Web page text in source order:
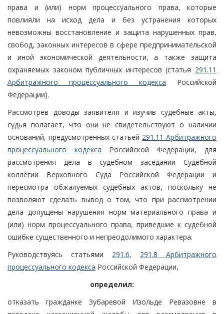
права и (или) норм процессуального права, которые
повлияли на исход дела и без устранения которых
невозможны восстановление и защита нарушенных прав,
свобод, законных интересов в сфере предпринимательской
и иной экономической деятельности, а также защита
охраняемых законом публичных интересов (статья 291.11
Арбитражного процессуального кодекса Российской
Федерации).
Рассмотрев доводы заявителя и изучив судебные акты,
судья полагает, что они не свидетельствуют о наличии
оснований, предусмотренных статьей 291.11 Арбитражного
процессуального кодекса Российской Федерации, для
рассмотрения дела в судебном заседании Судебной
коллегии Верховного Суда Российской Федерации и
пересмотра обжалуемых судебных актов, поскольку не
позволяют сделать вывод о том, что при рассмотрении
дела допущены нарушения норм материального права и
(или) норм процессуального права, приведшие к судебной
ошибке существенного и непреодолимого характера.
Руководствуясь статьями 291.6, 291.8 Арбитражного
процессуального кодекса Российской Федерации,
определил:
отказать гражданке Зубаревой Изольде Ревазовне в